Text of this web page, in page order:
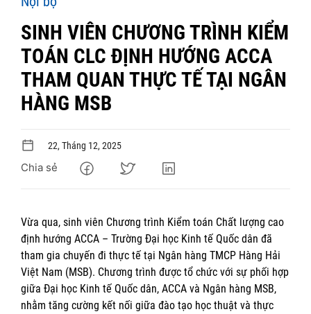
SINH VIÊN CHƯƠNG TRÌNH KIỂM
TOÁN CLC ĐỊNH HƯỚNG ACCA
THAM QUAN THỰC TẾ TẠI NGÂN
HÀNG MSB
22, Tháng 12, 2025
Chia sẻ
Vừa qua, sinh viên Chương trình Kiểm toán Chất lượng cao
định hướng ACCA – Trường Đại học Kinh tế Quốc dân đã
tham gia chuyến đi thực tế tại Ngân hàng TMCP Hàng Hải
Việt Nam (MSB). Chương trình được tổ chức với sự phối hợp
giữa Đại học Kinh tế Quốc dân, ACCA và Ngân hàng MSB,
nhằm tăng cường kết nối giữa đào tạo học thuật và thực